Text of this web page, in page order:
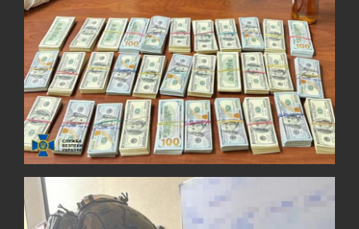
СЕРПЕНЬ
12:23
Силы обороны поразили российскую
переправу, склады и другие важные объекты…
СЕРПЕНЬ
12:10
У США зафіксували рекордний спалах
циклоспорозу, захворіли понад 10 тисяч…
СЕРПЕНЬ